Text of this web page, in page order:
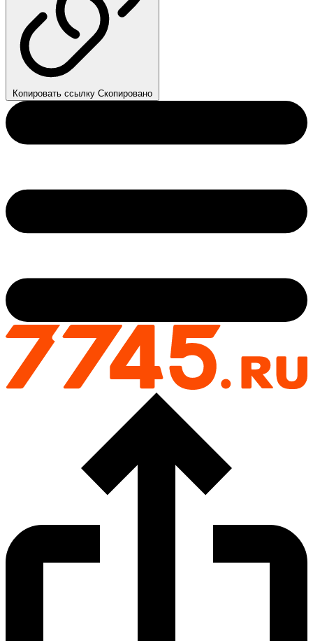
Копировать ссылку Скопировано